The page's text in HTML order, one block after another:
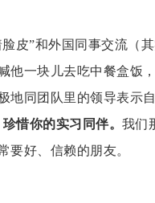
脸皮”和外国同事交流（
一块儿去吃中餐盒饭
同团队里的领导表示
珍惜你的实习同伴。我们
要好、信赖的朋友。